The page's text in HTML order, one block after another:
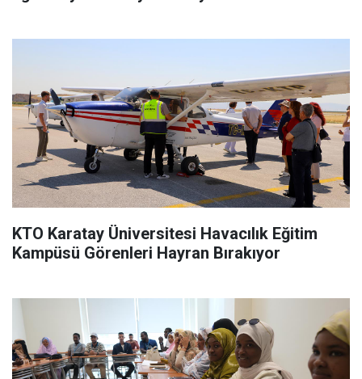
KTO Karatay Üniversitesi Havacılık Eğitim
Kampüsü Görenleri Hayran Bırakıyor